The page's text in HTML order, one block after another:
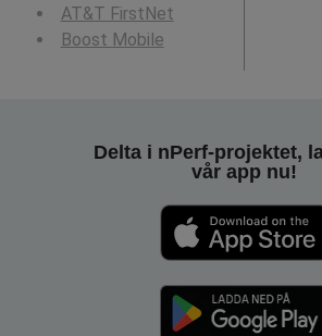
AT&T FirstNet
Boost Mobile
Delta i nPerf-projektet,
vår app nu!